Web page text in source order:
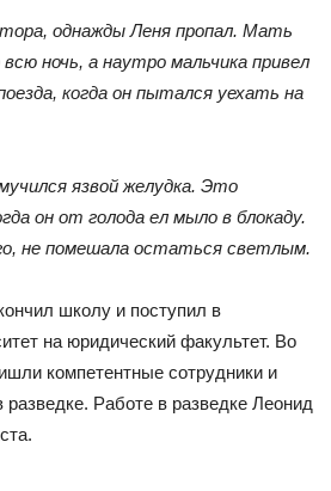
однажды Леня пропал. Мать
ночь, а наутро мальчика привел
когда он пытался уехать на
язвой желудка. Это
он от голода ел мыло в блокаду.
не помешала остаться светлым.
школу и поступил в
на юридический факультет. Во
компетентные сотрудники и
Работе в разведке Леонид